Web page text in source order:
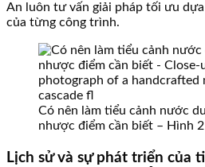
An luôn tư vấn giải pháp tối ưu
của từng công trình.
Có nên làm tiểu cảnh nước
nhược điểm cần biết – Hình 2
Lịch sử và sự phát triển của